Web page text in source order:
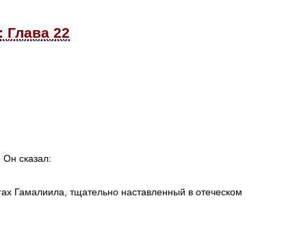
Глава 22
сказал:
Гамалиила, тщательно наставленный в отеческом